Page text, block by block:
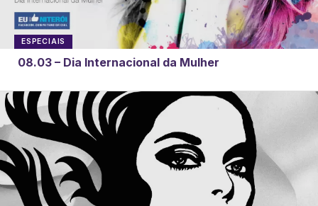
ESPECIAIS
08.03 – Dia Internacional da Mulher